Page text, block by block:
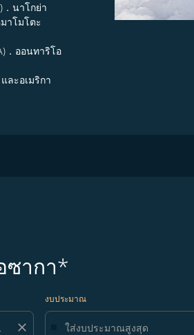
．นาโกย่า
มาโมโตะ
．ออนทาริโอ
ละอเมริกา
ซากา*
close
งบประมาณ